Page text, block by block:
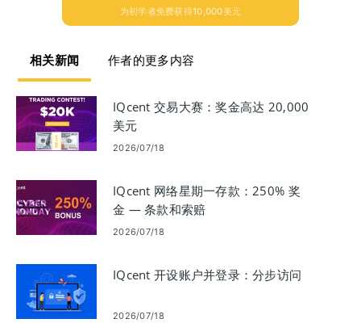
为初学者免费获得10,000美元
相关新闻 作者的更多内容
IQcent 交易大赛：奖金高达 20,000
美元
2026/07/18
IQcent 网络星期一存款：250% 奖
金 — 条款和索赔
2026/07/18
IQcent 开设账户并登录：分步访问
2026/07/18